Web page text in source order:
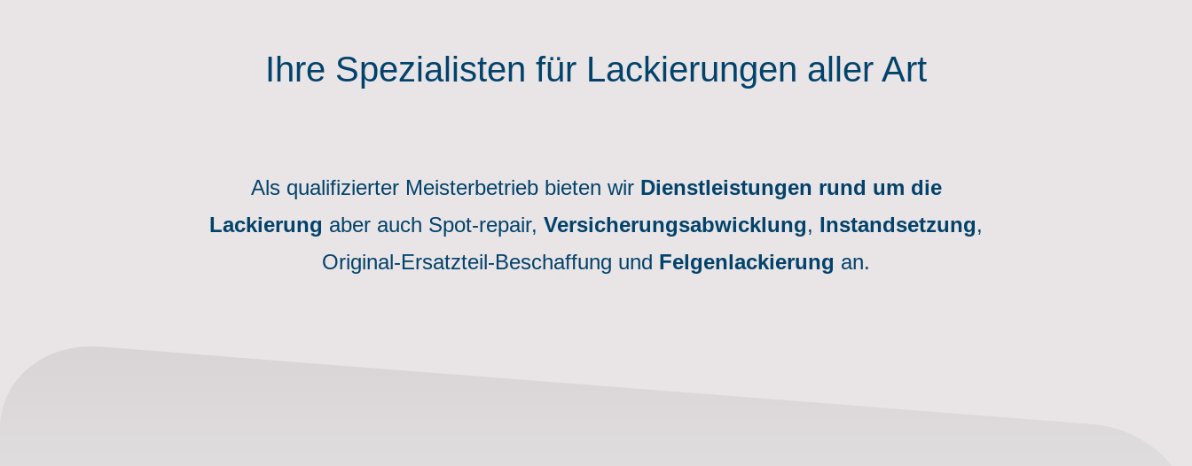
Ihre Spezialisten für Lackierungen aller Art
Als qualifizierter Meisterbetrieb bieten wir Dienstleistungen rund um die
Lackierung aber auch Spot-repair, Versicherungsabwicklung, Instandsetzung,
Original-Ersatzteil-Beschaffung und Felgenlackierung an.